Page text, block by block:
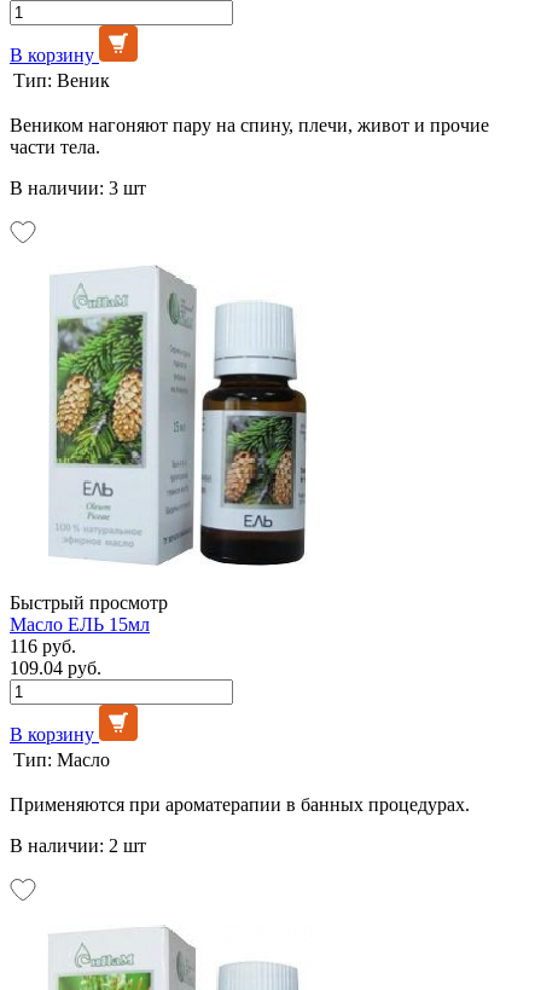
В корзину
Тип: Веник
Веником нагоняют пару на спину, плечи, живот и прочие
части тела.
В наличии: 3 шт
Быстрый просмотр
Масло ЕЛЬ 15мл
116 руб.
109.04 руб.
В корзину
Тип: Масло
Применяются при ароматерапии в банных процедурах.
В наличии: 2 шт